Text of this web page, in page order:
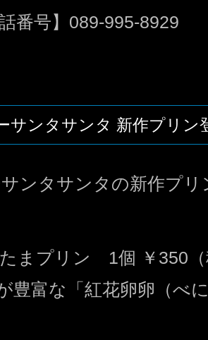
番号】089-995-8929
サンタサンタ 新作プリン
ンタサンタの新作プリ
まプリン 1個 ￥350（
豊富な「紅花卵卵（べ